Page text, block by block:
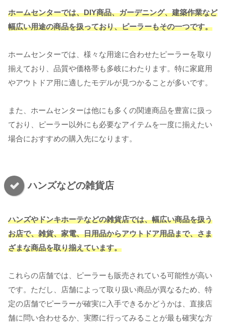
ホームセンターでは、DIY商品、ガーデニング、建築作業など
幅広い用途の商品を扱っており、ピーラーもその一つです。
ホームセンターでは、様々な用途に合わせたピーラーを取り
揃えており、品質や価格帯も多岐にわたります。特に家庭用
やアウトドア用に適したモデルが見つかることが多いです。
また、ホームセンターは他にも多くの関連商品を豊富に扱っ
ており、ピーラー以外にも必要なアイテムを一度に揃えたい
場合におすすめの購入先になります。
ハンズなどの雑貨店
ハンズやドンキホーテなどの雑貨店では、幅広い商品を扱う
お店で、雑貨、家電、日用品からアウトドア用品まで、さま
ざまな商品を取り揃えています。
これらの店舗では、ピーラーも販売されている可能性が高い
です。ただし、店舗によって取り扱い商品が異なるため、特
定の店舗でピーラーが確実に入手できるかどうかは、直接店
舗に問い合わせるか、実際に行ってみることが最も確実な方